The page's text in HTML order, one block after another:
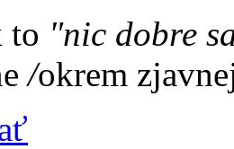
to "nic dobre
/okrem